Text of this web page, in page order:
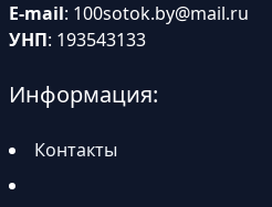
E-mail: 100sotok.by@mail.ru
УНП: 193543133
Информация:
Контакты